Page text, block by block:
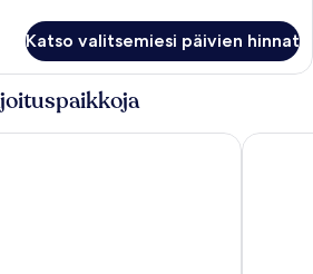
Katso valitsemiesi päivien hinnat